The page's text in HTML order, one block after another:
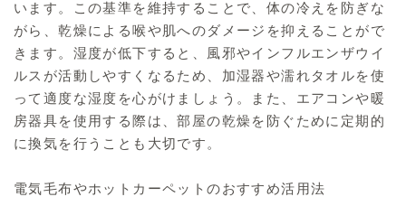
います。この基準を維持することで、体の冷えを防ぎな
がら、乾燥による喉や肌へのダメージを抑えることがで
きます。湿度が低下すると、風邪やインフルエンザウイ
ルスが活動しやすくなるため、加湿器や濡れタオルを使
って適度な湿度を心がけましょう。また、エアコンや暖
房器具を使用する際は、部屋の乾燥を防ぐために定期的
に換気を行うことも大切です。
電気毛布やホットカーペットのおすすめ活用法